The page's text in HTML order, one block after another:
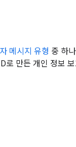
메시지 유형 중 하
만든 개인 정보